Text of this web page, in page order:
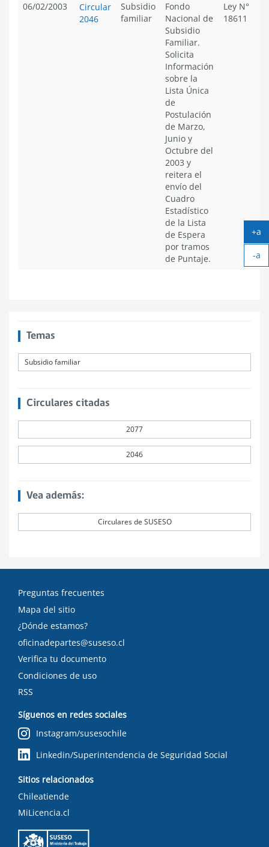
06/02/2003
Circular
2046
Subsidio
familiar
Fondo
Nacional de
Subsidio
Familiar.
Solicita
Información
sobre la
Lista Única
de
Postulación
de Marzo,
Junio y
Octubre del
2003 y
reitera el
envío del
Cuadro
Estadístico
de la Lista
de Espera
por tramos
de Puntaje.
Ley N°
18611
Temas
Subsidio familiar
Circulares citadas
2077
2046
Vea además:
Circulares de SUSESO
Preguntas frecuentes
Mapa del sitio
¿Dónde estamos?
oficinadepartes@suseso.cl
Verifica tu documento
Condiciones de uso
RSS
Síguenos en redes sociales
Instagram/susesochile
Linkedin/Superintendencia de Seguridad Social
Sitios relacionados
Chileatiende
MiLicencia.cl
+a
-a